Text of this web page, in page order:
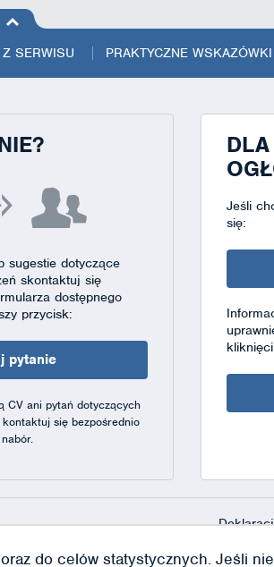
SERWISU PRAKTYCZNE WSKAZÓWKI
sugestie dotyczące
skontaktuj się
dostępnego
przycisk:
pytanie
CV ani pytań dotyczących
się bezpośrednio
Jeśli
się:
do celów statystycznych. Jeśli